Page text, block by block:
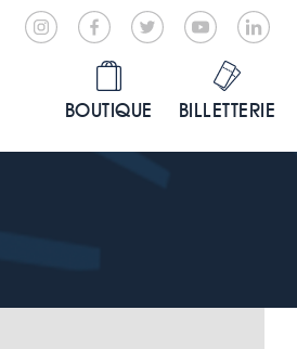
BOUTIQUE BILLETTERIE